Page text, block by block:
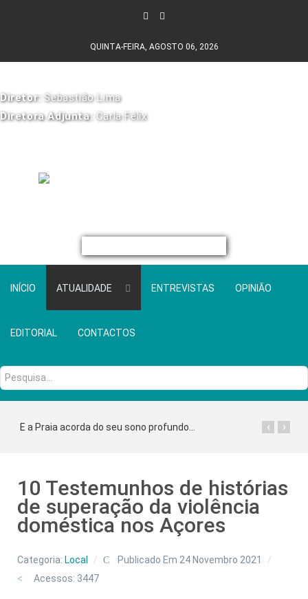
QUINTA-FEIRA, AGOSTO 06, 2026
Diretor: Sebastião Lima
Diretora Adjunta: Carla Félix
INÍCIO ATUALIDADE ENTREVISTAS OPINIÃO
EDITORIAL CONTACTOS
Pesquisa...
E a Praia acorda do seu sono profundo... ›
‹
10 Testemunhos de histórias
de superação da violência
doméstica nos Açores
Categoria: Local
Publicado Em 24 Novembro 2021
Acessos: 3447